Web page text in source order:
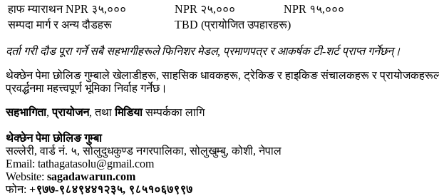
हाफ म्याराथन NPR ३५,००० NPR २५,०००
NPR १५,०००
सम्पदा मार्ग र अन्य दौडहरू
TBD (प्रायोजित उपहारहरू)
दर्ता गरी दौड पूरा गर्ने सबै सहभागीहरूले फिनिशर मेडल, प्रमाणपत्र र आकर्षक टी-शर्ट प्राप्त गर्नेछन्।
थेक्छेन पेमा छोलिङ गुम्बाले खेलाडीहरू, साहसिक धावकहरू, ट्रेकिङ र हाइकिङ संचालकहरू र
प्रवर्द्धनमा महत्त्वपूर्ण भूमिका निर्वाह गर्नेछ।
सहभागिता,प्रायोजन, तथामिडियासम्पर्कका लागि
थेक्छेन पेमा छोलिङ गुम्बा
सल्लेरी, वार्ड नं. ५, सोलुदुधकुण्ड नगरपालिका, सोलुखुम्बु, कोशी, नेपाल
Email: tathagatasolu@gmail.com
Website: sagadawarun.com
फोन: +९७७-९८४९४४१२३५, ९८५१०६७९९७